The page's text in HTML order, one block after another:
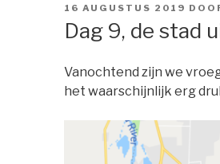
GEPLAATST
16 AUGUSTUS 2019
Dag 9, de stad
Vanochtend zijn we
het waarschijnlijk erg